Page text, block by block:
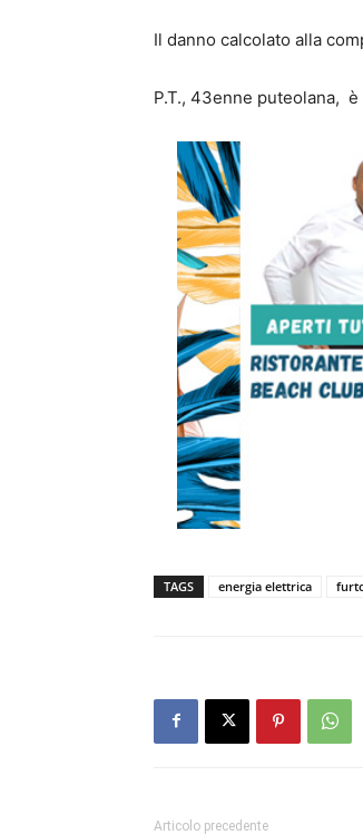
Il danno calcolato alla
P.T., 43enne puteolana,
TAGS energia elettrica
Articolo precedente